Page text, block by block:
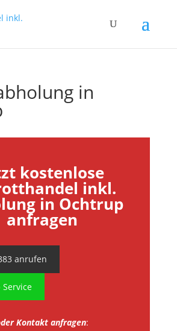
in
kostenlose
inkl.
in Ochtrup
anfragen
anrufen
Service
Kontakt anfragen: